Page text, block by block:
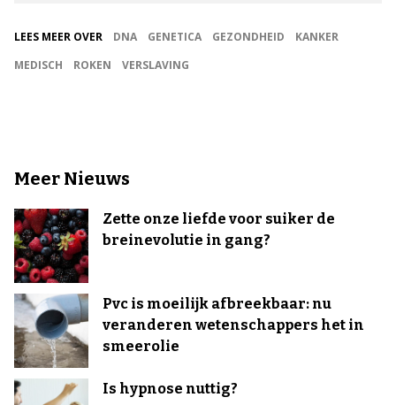
LEES MEER OVER DNA GENETICA GEZONDHEID
KANKER
MEDISCH
ROKEN VERSLAVING
Meer Nieuws
Zette onze liefde voor suiker de
breinevolutie in gang?
Pvc is moeilijk afbreekbaar: nu
veranderen wetenschappers het in
smeerolie
Is hypnose nuttig?